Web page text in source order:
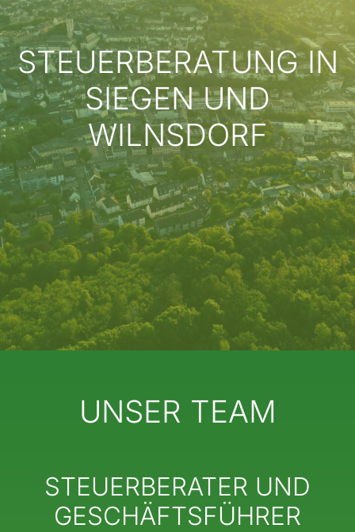
STEUERBERATUNG IN
SIEGEN UND
WILNSDORF
UNSER TEAM
STEUERBERATER UND
GESCHÄFTSFÜHRER